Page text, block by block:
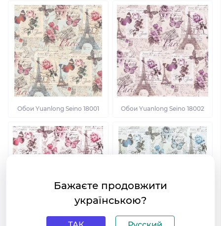
Обои Yuanlong Seino 18001 Обои Yuanlong Seino 18002
Бажаєте продовжити
українською?